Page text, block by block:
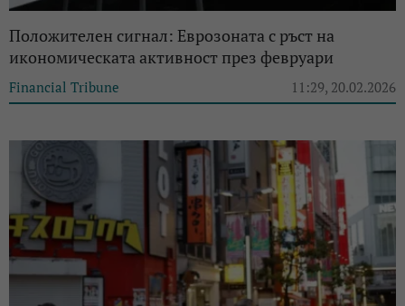
Положителен сигнал: Еврозоната с ръст на
икономическата активност през февруари
Financial Tribune 11:29, 20.02.2026